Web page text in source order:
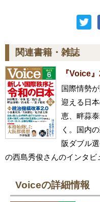
関連書籍・雑誌
『Voice
国際情勢
迎える日
恵、畔蒜
く。国内
阪ダブル
の西島秀俊さんのインタビ
Voiceの詳細情報